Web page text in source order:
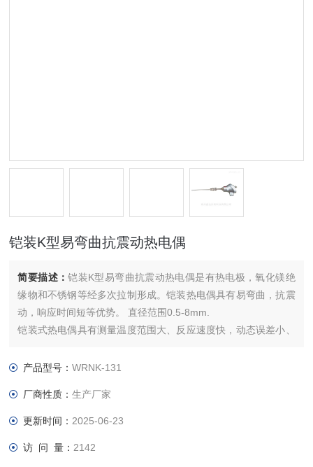
铠装K型易弯曲抗震动热电偶
简要描述：铠装K型易弯曲抗震动热电偶是有热电极，氧化镁绝
缘物和不锈钢等经多次拉制形成。铠装热电偶具有易弯曲，抗震
动，响应时间短等优势。 直径范围0.5-8mm.
铠装式热电偶具有测量温度范围大、反应速度快，动态误差小、
般可以测量0～1300℃范围内的气体、液体和蒸汽及固体表面或
产品型号：WRNK-131
厂商性质：生产厂家
更新时间： 2025-06-23
访 问 量： 2142